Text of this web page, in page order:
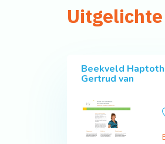
Beekveld
Gertrud van